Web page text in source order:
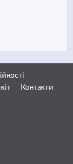
Контакти